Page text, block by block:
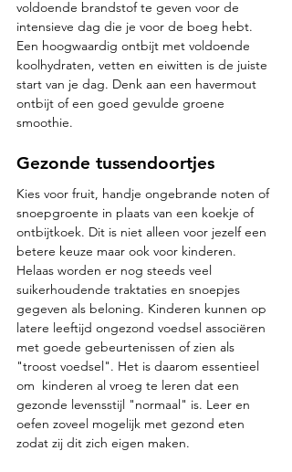
voldoende brandstof te geven voor de
intensieve dag die je voor de boeg hebt.
Een hoogwaardig ontbijt met voldoende
koolhydraten, vetten en eiwitten is de juiste
start van je dag. Denk aan een havermout
ontbijt of een goed gevulde groene
smoothie.
Gezonde tussendoortjes
Kies voor fruit, handje ongebrande noten of
snoepgroente in plaats van een koekje of
ontbijtkoek. Dit is niet alleen voor jezelf een
betere keuze maar ook voor kinderen.
Helaas worden er nog steeds veel
suikerhoudende traktaties en snoepjes
gegeven als beloning. Kinderen kunnen op
latere leeftijd ongezond voedsel associëren
met goede gebeurtenissen of zien als
"troost voedsel". Het is daarom essentieel
om  kinderen al vroeg te leren dat een
gezonde levensstijl "normaal" is. Leer en
oefen zoveel mogelijk met gezond eten
zodat zij dit zich eigen maken.